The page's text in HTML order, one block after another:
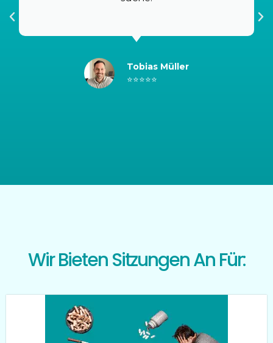
Tobias Müller
⭐⭐⭐⭐⭐
Wir Bieten Sitzungen An Für: